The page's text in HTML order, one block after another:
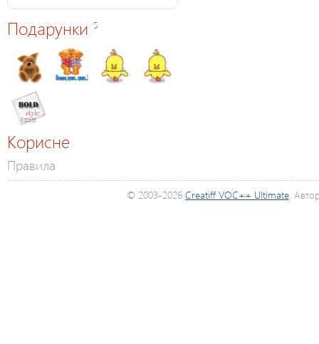
Подарунки 5
Корисне
Правила
© 2003-2026 Creatiff VOC++ Ultimate.